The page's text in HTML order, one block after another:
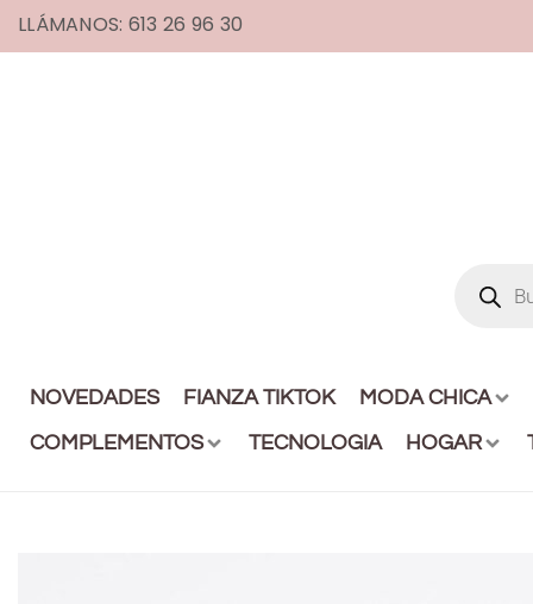
LLÁMANOS: 613 26 96 30
NOVEDADES FIANZA TIKTOK
MODA CHICA
COMPLEMENTOS
TECNOLOGIA HOGAR